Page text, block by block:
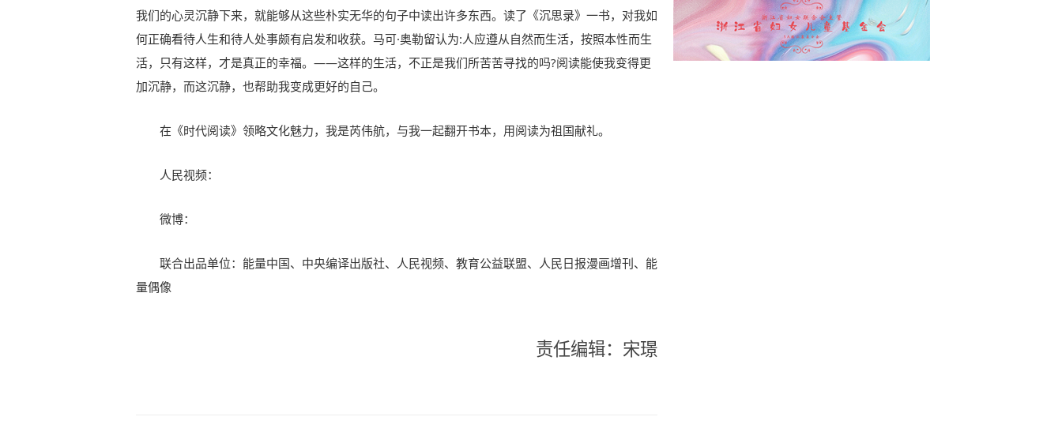
我们的心灵沉静下来，就能够从这些朴实无华的句子中读出许多东西。读了《沉思录》一书，对我如
何正确看待人生和待人处事颇有启发和收获。马可·奥勒留认为:人应遵从自然而生活，按照本性而生
活，只有这样，才是真正的幸福。——这样的生活，不正是我们所苦苦寻找的吗?阅读能使我变得更
加沉静，而这沉静，也帮助我变成更好的自己。
在《时代阅读》领略文化魅力，我是芮伟航，与我一起翻开书本，用阅读为祖国献礼。
人民视频：
微博：
联合出品单位：能量中国、中央编译出版社、人民视频、教育公益联盟、人民日报漫画增刊、能
量偶像
责任编辑：宋璟